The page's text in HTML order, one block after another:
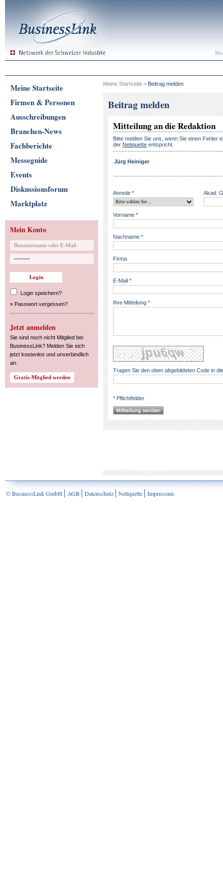
Meine Startseite
Firmen & Personen
Ausschreibungen
Branchen-News
Fachberichte
Messeguide
Events
Diskussionsforum
Marktplatz
Mein Konto
Login speichern?
» Passwort vergessen?
Jetzt anmelden
Sie sind noch nicht Mitglied bei
BusinessLink? Melden Sie sich
jetzt kostenlos und unverbindlich
an.
Meine Startseite > Beitrag melden
Beitrag melden
Mitteilung an die Redaktion
Bitte melden Sie uns, wenn Sie einen Fehler
der Netiquette entspricht.
Jürg Heiniger
Anrede * Akad.
Vorname *
Nachname *
Firma
E-Mail *
Ihre Mitteilung *
Tragen Sie den oben abgebildeten Code in
* Pflichtfelder
© BusinessLink GmbH AGB Datenschutz Netiquette Impressum